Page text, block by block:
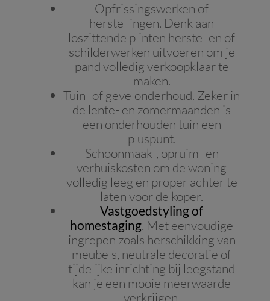
Opfrissingswerken of
herstellingen. Denk aan
loszittende plinten herstellen of
schilderwerken uitvoeren om je
pand volledig verkoopklaar te
maken.
Tuin- of gevelonderhoud. Zeker in
de lente- en zomermaanden is
een onderhouden tuin een
pluspunt.
Schoonmaak-, opruim- en
verhuiskosten om de woning
volledig leeg en proper achter te
laten voor de koper.
Vastgoedstyling of
homestaging. Met eenvoudige
ingrepen zoals herschikking van
meubels, neutrale decoratie of
tijdelijke inrichting bij leegstand
kan je een mooie meerwaarde
verkrijgen.